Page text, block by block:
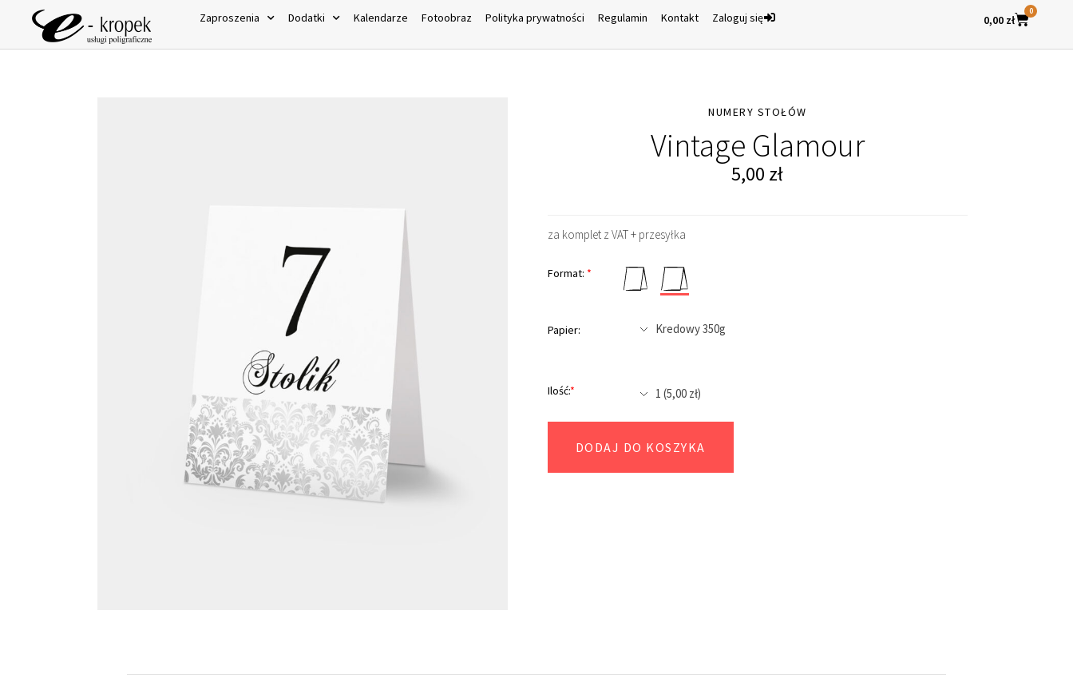
Zaproszenia Dodatki Kalendarze Fotoobraz Polityka prywatności Regulamin Kontakt Zaloguj się 0,00 zł
0
NUMERY STOŁÓW
Vintage Glamour
5,00 zł
za komplet z VAT + przesyłka
Format: *
Papier:
Ilość:*
DODAJ DO KOSZYKA